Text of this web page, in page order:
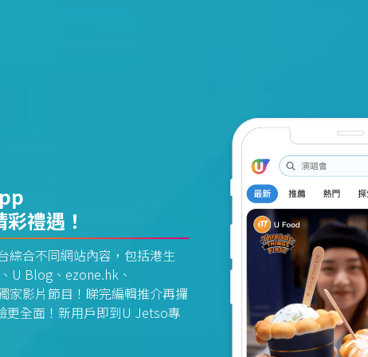
禮遇！
綜合不同網站內容，包括港生
U Blog、ezone.hk、
家影片節目！睇完編輯推介再攞
更全面！新用戶即到U Jetso專